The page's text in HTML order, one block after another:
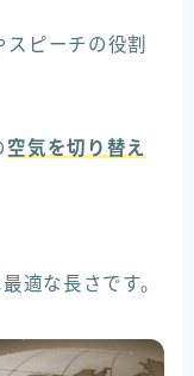
ピーチの役割
空気を切り替え
適な長さです。